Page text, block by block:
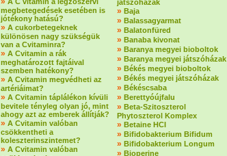
megbetegedések esetében is
jótékony hatású?
» A cukorbetegeknek
különösen nagy szükségük
van a Cvitaminra?
» A Cvitamin a rák
meghatározott fajtáival
szemben hatékony?
» A Cvitamin megvédheti az
artériáimat?
» A Cvitamin táplálékon kívüli
bevitele tényleg olyan jó, mint
ahogy azt az emberek állítják?
» A Cvitamin valóban
csökkentheti a
koleszterinszintemet?
» A Cvitamin valóban
játszóházak
» Baja
» Balassagyarmat
» Balatonfüred
» Banaba kivonat
» Baranya megyei bioboltok
» Baranya megyei játszóházak
» Békés megyei bioboltok
» Békés megyei játszóházak
» Békéscsaba
» Berettyóújfalu
» Beta-Szitoszterol
Phytoszterol Komplex
» Betaine HCI
» Bifidobakterium Bifidum
» Bifidobakterium Longum
» Bioperine